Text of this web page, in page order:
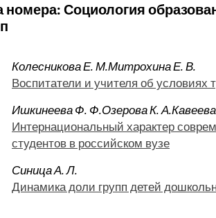
номера: Социология
Колесникова Е. М.Митрохина Е. В.
Воспитатели и учителя об условиях
Ишкинеева Ф. Ф.Озерова К. А.
Интернациональный характер
студентов в российском вузе
Синица А. Л.
Динамика доли групп детей